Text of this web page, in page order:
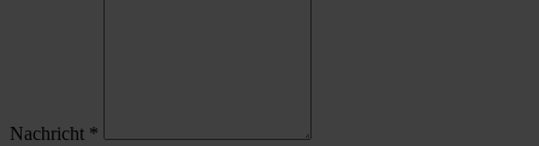
Nachricht *